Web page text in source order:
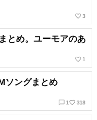
favorite_border 3
とめ。ユーモアのあ
favorite_border 1
ソングまとめ
chat_bubble_outline 1 favorite_border 318